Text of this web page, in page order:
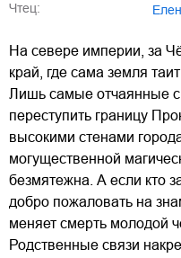
Чтец:
На севере империи, за
край, где сама земля
Лишь самые отчаянные
переступить границу
высокими стенами
могущественной
безмятежна. А если кто
добро пожаловать на
меняет смерть молодой
Родственные связи